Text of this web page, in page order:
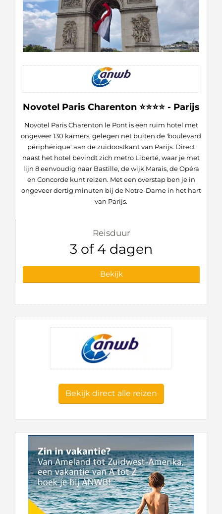
Novotel Paris Charenton ⭐⭐⭐⭐ - Parijs
Novotel Paris Charenton le Pont is een ruim hotel met
ongeveer 130 kamers, gelegen net buiten de 'boulevard
périphérique' aan de zuidoostkant van Parijs. Direct
naast het hotel bevindt zich metro Liberté, waar je met
lijn 8 eenvoudig naar Bastille, de wijk Marais, de Opéra
en Concorde kunt reizen. Met een overstap ben je in
ongeveer dertig minuten bij de Notre-Dame in het hart
van Parijs.
Reisduur
3 of 4 dagen
Bekijk
Bekijk direct alle reizen